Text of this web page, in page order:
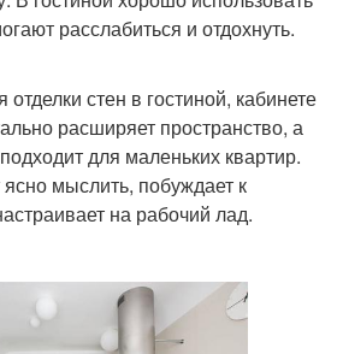
расслабиться и отдохнуть.
стен в гостиной, кабинете
расширяет пространство, а
для маленьких квартир.
мыслить, побуждает к
на рабочий лад.